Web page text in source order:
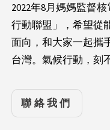
2022年8月媽媽監督
行動聯盟」，希望從
面向，和大家一起攜
台灣。氣候行動，刻
聯絡我們